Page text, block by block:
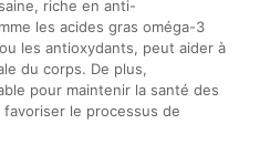
riche en anti-
les acides gras oméga-3
les antioxydants, peut aider à
du corps. De plus,
pour maintenir la santé des
le processus de